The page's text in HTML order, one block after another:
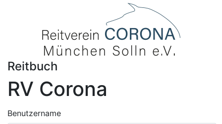
Reitbuch
RV Corona
Benutzername